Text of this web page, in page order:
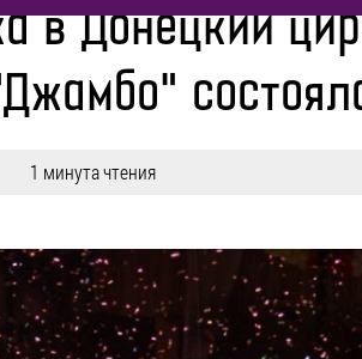
в Донецкий
1 минута чтения